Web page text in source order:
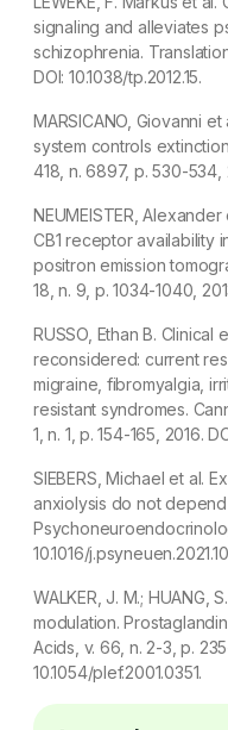
signaling and alleviates
schizophrenia.
DOI: 10.1038/tp.2012.15.
MARSICANO, Giovanni
system controls
418, n. 6897, p. 530-534,
NEUMEISTER,
CB1 receptor availability
positron emission
18, n. 9, p. 1034-1040,
RUSSO, Ethan B.
reconsidered: current
migraine, fibromyalgia,
resistant syndromes.
1, n. 1, p. 154-165, 2016.
SIEBERS, Michael et al.
anxiolysis do not
10.1016/
WALKER, J. M.; HUANG,
modulation.
Acids , v. 66, n. 2-3, p.
10.1054/plef.2001.0351.